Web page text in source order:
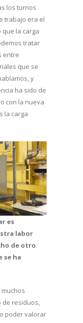
los turnos
trabajo era el
que la carga
tratar
entre
que se
y
ha sido de
con la nueva
la carga
es
labor
de otro
se ha
de residuos,
poder valorar